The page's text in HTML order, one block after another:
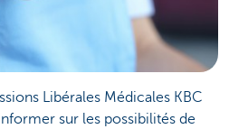
Libérales Médicales KBC
sur les possibilités de